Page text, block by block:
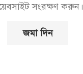
সংরক্ষণ করুন।